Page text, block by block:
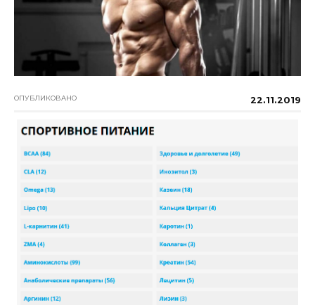
ОПУБЛИКОВАНО 22.11.2019